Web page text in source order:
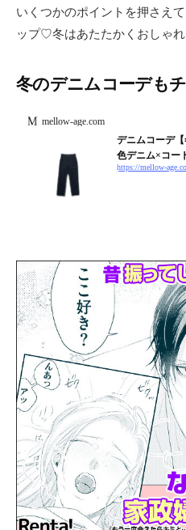
いくつかのポイントを押さえ
ップ♡冬はあたたかくおしゃれ
冬のデニムコーデも
mellow-age.com
デニムコーデ
色デニム×コー
https://mellow-